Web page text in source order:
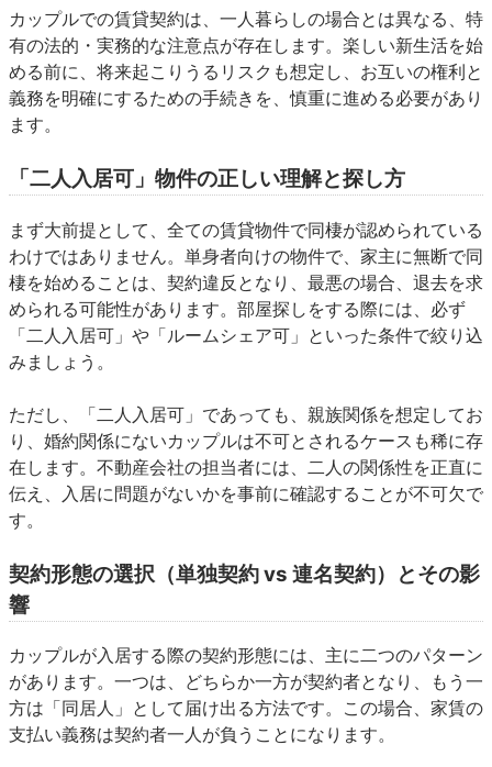
カップルでの賃貸契約は、一人暮らしの場合とは異なる、特
有の法的・実務的な注意点が存在します。楽しい新生活を始
める前に、将来起こりうるリスクも想定し、お互いの権利と
義務を明確にするための手続きを、慎重に進める必要があり
ます。
「二人入居可」物件の正しい理解と探し方
まず大前提として、全ての賃貸物件で同棲が認められている
わけではありません。単身者向けの物件で、家主に無断で同
棲を始めることは、契約違反となり、最悪の場合、退去を求
められる可能性があります。部屋探しをする際には、必ず
「二人入居可」や「ルームシェア可」といった条件で絞り込
みましょう。
ただし、「二人入居可」であっても、親族関係を想定してお
り、婚約関係にないカップルは不可とされるケースも稀に存
在します。不動産会社の担当者には、二人の関係性を正直に
伝え、入居に問題がないかを事前に確認することが不可欠で
す。
契約形態の選択（単独契約 vs 連名契約）とその影
響
カップルが入居する際の契約形態には、主に二つのパターン
があります。一つは、どちらか一方が契約者となり、もう一
方は「同居人」として届け出る方法です。この場合、家賃の
支払い義務は契約者一人が負うことになります。